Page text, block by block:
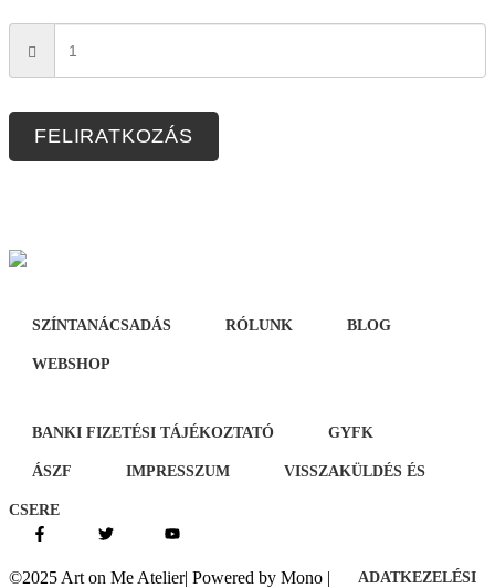
FELIRATKOZÁS
SZÍNTANÁCSADÁS RÓLUNK BLOG
WEBSHOP
BANKI FIZETÉSI TÁJÉKOZTATÓ GYFK
ÁSZF IMPRESSZUM VISSZAKÜLDÉS ÉS
CSERE
©2025 Art on Me Atelier| Powered by Mono |
ADATKEZELÉSI